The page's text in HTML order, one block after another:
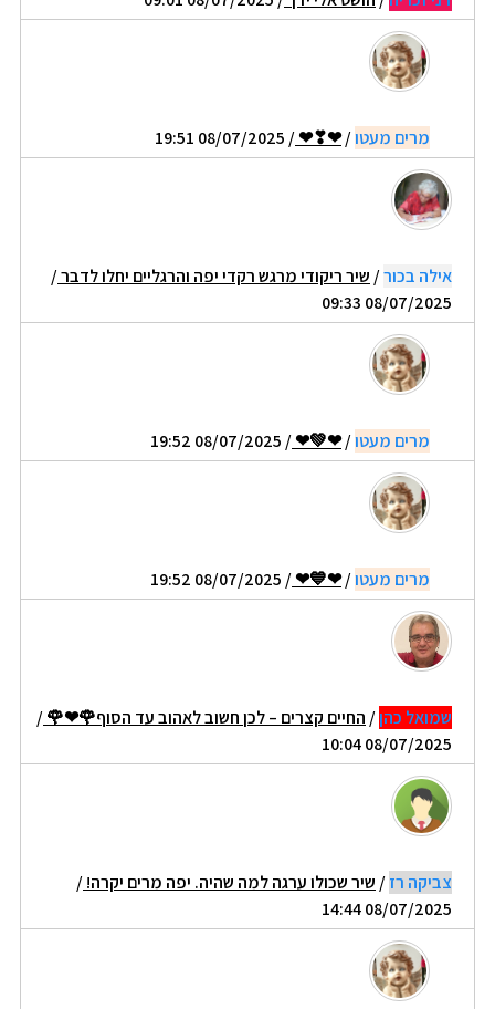
מרים מעטו/
❤❣❤
/ 08/07/2025 19:51
אילה בכור/ שיר ריקודי מרגש רקדי יפה והרגליים יחלו לדבר/
08/07/2025 09:33
מרים מעטו/
❤💚❤
/ 08/07/2025 19:52
מרים מעטו/
❤💙❤
/ 08/07/2025 19:52
שמואל כהן/ החיים קצרים – לכן חשוב לאהוב עד הסוף🌹❤🌹/
08/07/2025 10:04
צביקה רז/ שיר שכולו ערגה למה שהיה. יפה מרים יקרה!/
08/07/2025 14:44